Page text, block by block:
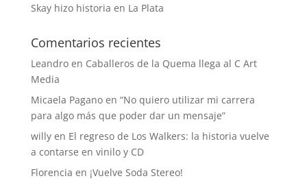
Skay hizo historia en La Plata
Comentarios recientes
Leandroen Caballeros de la Quema llega al C Art
Media
Micaela Paganoen “No quiero utilizar mi carrera
para algo más que poder dar un mensaje”
willyen El regreso de Los Walkers: la historia vuelve
a contarse en vinilo y CD
Florencia en ¡Vuelve Soda Stereo!